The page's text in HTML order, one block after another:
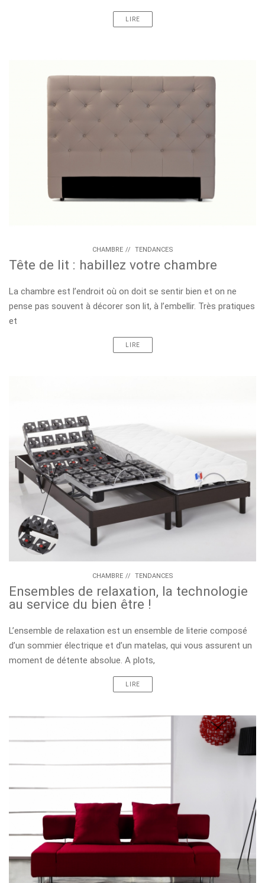
LIRE
CHAMBRE // TENDANCES
Tête de lit : habillez votre chambre
La chambre est l’endroit où on doit se sentir bien et on ne
pense pas souvent à décorer son lit, à l’embellir. Très pratiques
et
LIRE
CHAMBRE // TENDANCES
Ensembles de relaxation, la technologie
au service du bien être !
L’ensemble de relaxation est un ensemble de literie composé
d’un sommier électrique et d’un matelas, qui vous assurent un
moment de détente absolue. A plots,
LIRE